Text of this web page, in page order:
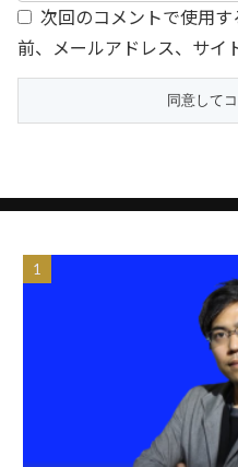
次回のコメントで使用
前、メールアドレス、サイ